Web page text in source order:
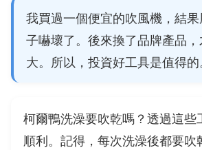
我買過一個便宜的吹風機，結
子嚇壞了。後來換了品牌產品
大。所以，投資好工具是值得的
柯爾鴨洗澡要吹乾嗎？透過這些
順利。記得，每次洗澡後都要吹